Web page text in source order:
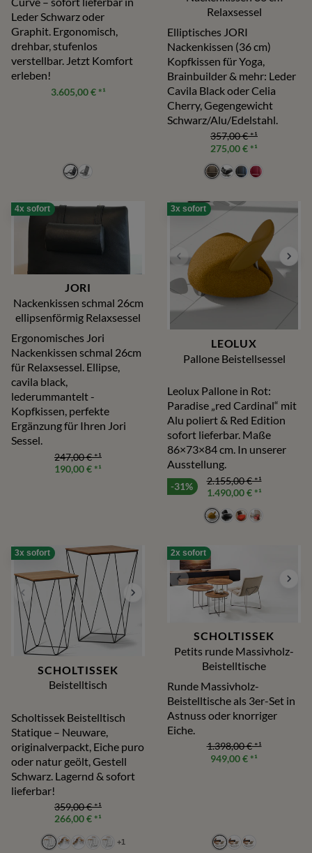
Leder Schwarz oder
Graphit. Ergonomisch,
drehbar, stufenlos
verstellbar. Jetzt Komfort
erleben!
3.605,00 €*¹
Relaxsessel
Elliptisches JORI
Nackenkissen (36 cm)
Kopfkissen für Yoga,
Brainbuilder & mehr: Leder
Cavila Black oder Celia
Cherry, Gegengewicht
Schwarz/Alu/Edelstahl.
357,00 €*¹
275,00 €*¹
4x sofort
JORI
Nackenkissen schmal 26cm
ellipsenförmig Relaxsessel
Ergonomisches Jori
Nackenkissen schmal 26cm
für Relaxsessel. Ellipse,
cavila black,
lederummantelt -
Kopfkissen, perfekte
Ergänzung für Ihren Jori
Sessel.
247,00 €*¹
190,00 €*¹
3x sofort
LEOLUX
Pallone Beistellsessel
Leolux Pallone in Rot:
Paradise „red Cardinal“ mit
Alu poliert & Red Edition
sofort lieferbar. Maße
86×73×84 cm. In unserer
Ausstellung.
2.155,00 €*¹
1.490,00 €*¹
-31%
3x sofort
SCHOLTISSEK
Beistelltisch
Scholtissek Beistelltisch
Statique – Neuware,
originalverpackt, Eiche puro
oder natur geölt, Gestell
Schwarz. Lagernd & sofort
lieferbar!
359,00 €*¹
266,00 €*¹
+1
2x sofort
SCHOLTISSEK
Petits runde Massivholz-
Beistelltische
Runde Massivholz-
Beistelltische als 3er-Set in
Astnuss oder knorriger
Eiche.
1.398,00 €*¹
949,00 €*¹